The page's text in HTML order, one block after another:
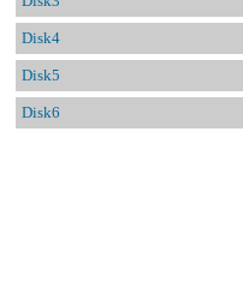
Disk4
Disk5
Disk6